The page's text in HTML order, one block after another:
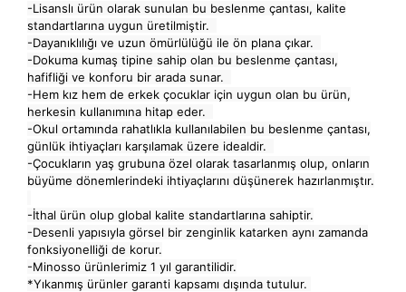
-Lisanslı ürün olarak sunulan bu beslenme çantası, kalite
standartlarına uygun üretilmiştir.
-Dayanıklılığı ve uzun ömürlülüğü ile ön plana çıkar.
-Dokuma kumaş tipine sahip olan bu beslenme çantası,
hafifliği ve konforu bir arada sunar.
-Hem kız hem de erkek çocuklar için uygun olan bu ürün,
herkesin kullanımına hitap eder.
-Okul ortamında rahatlıkla kullanılabilen bu beslenme çantası,
günlük ihtiyaçları karşılamak üzere idealdir.
-Çocukların yaş grubuna özel olarak tasarlanmış olup, onların
büyüme dönemlerindeki ihtiyaçlarını düşünerek hazırlanmıştır.
-İthal ürün olup global kalite standartlarına sahiptir.
-Desenli yapısıyla görsel bir zenginlik katarken aynı zamanda
fonksiyonelliği de korur.
-Minosso ürünlerimiz 1 yıl garantilidir.
*Yıkanmış ürünler garanti kapsamı dışında tutulur.